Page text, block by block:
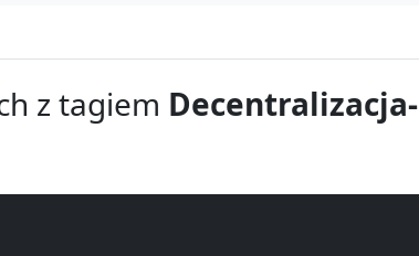
z tagiem Decentralizacja-